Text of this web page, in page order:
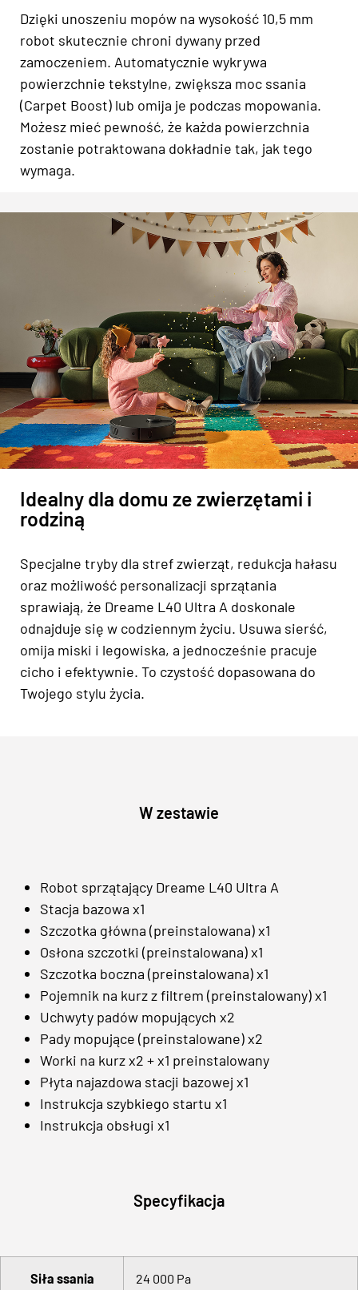
Dzięki unoszeniu mopów na wysokość 10,5 mm
robot skutecznie chroni dywany przed
zamoczeniem. Automatycznie wykrywa
powierzchnie tekstylne, zwiększa moc ssania
(Carpet Boost) lub omija je podczas mopowania.
Możesz mieć pewność, że każda powierzchnia
zostanie potraktowana dokładnie tak, jak tego
wymaga.
Idealny dla domu ze zwierzętami i
rodziną
Specjalne tryby dla stref zwierząt, redukcja hałasu
oraz możliwość personalizacji sprzątania
sprawiają, że Dreame L40 Ultra A doskonale
odnajduje się w codziennym życiu. Usuwa sierść,
omija miski i legowiska, a jednocześnie pracuje
cicho i efektywnie. To czystość dopasowana do
Twojego stylu życia.
W zestawie
Robot sprzątający Dreame L40 Ultra A
Stacja bazowa x1
Szczotka główna (preinstalowana) x1
Osłona szczotki (preinstalowana) x1
Szczotka boczna (preinstalowana) x1
Pojemnik na kurz z filtrem (preinstalowany) x1
Uchwyty padów mopujących x2
Pady mopujące (preinstalowane) x2
Worki na kurz x2 + x1 preinstalowany
Płyta najazdowa stacji bazowej x1
Instrukcja szybkiego startu x1
Instrukcja obsługi x1
Specyfikacja
Siła ssania 24 000 Pa